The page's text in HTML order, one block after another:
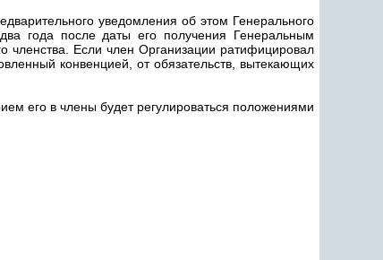
уведомления об этом Генерального
года после даты его получения Генеральным
членства. Если член Организации ратифицировал
конвенцией, от обязательств, вытекающих
его в члены будет регулироваться положениями